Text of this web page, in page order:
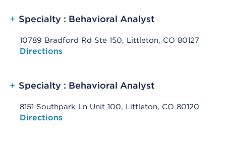
+ Specialty : Behavioral Analyst
10789 Bradford Rd Ste 150, Littleton, CO 80127
Opens native map application on mobile devices
Directions
+ Specialty : Behavioral Analyst
8151 Southpark Ln Unit 100, Littleton, CO 80120
Opens native map application on mobile devices
Directions